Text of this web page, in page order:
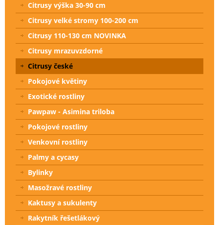
Citrusy výška 30-90 cm
Citrusy velké stromy 100-200 cm
Citrusy 110-130 cm NOVINKA
Citrusy mrazuvzdorné
Citrusy české
Pokojové květiny
Exotické rostliny
Pawpaw - Asimina triloba
Pokojové rostliny
Venkovní rostliny
Palmy a cycasy
Bylinky
Masožravé rostliny
Kaktusy a sukulenty
Rakytník řešetlákový